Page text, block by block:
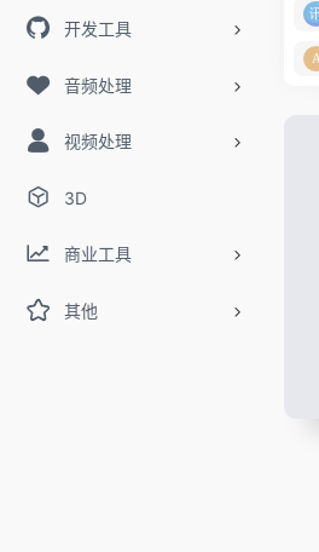
开发工具
音频处理
视频处理
3D
商业工具
其他